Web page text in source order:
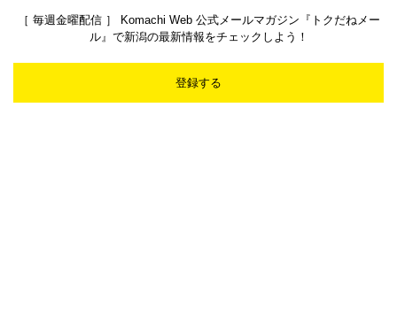
［ 毎週金曜配信 ］ Komachi Web 公式メールマガジン『トクだねメー
ル』で新潟の最新情報をチェックしよう！
登録する